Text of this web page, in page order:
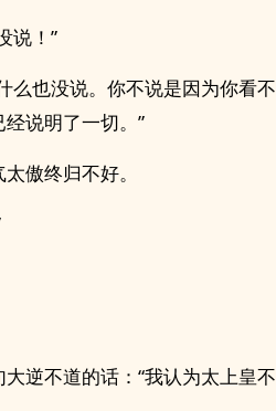
说！”
么也没说。你不说是因为你看不
说明了一切。”
傲终归不好。
逆不道的话：“我认为太上皇不